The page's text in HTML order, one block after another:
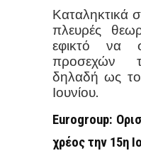
Καταληκτικά
πλευρές
εφικτό να
προσεχών
δηλαδή ως
Ιουνίου.
Eurogroup:
χρέος την 15η